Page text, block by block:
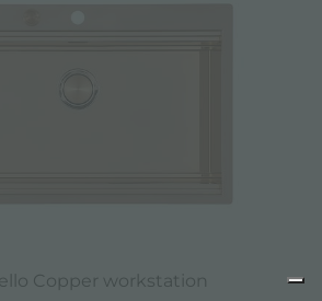
Copper workstation